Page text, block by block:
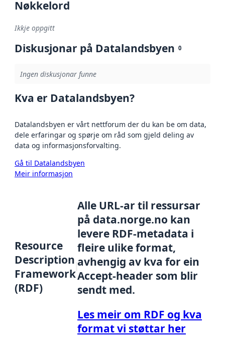
Nøkkelord
Ikkje oppgitt
Diskusjonar på Datalandsbyen 0
Ingen diskusjonar funne
Kva er Datalandsbyen?
Datalandsbyen er vårt nettforum der du kan be om data,
dele erfaringar og spørje om råd som gjeld deling av
data og informasjonsforvalting.
Gå til Datalandsbyen
Meir informasjon
Resource
Description
Framework
(RDF)
Alle URL-ar til ressursar
på data.norge.no kan
levere RDF-metadata i
fleire ulike format,
avhengig av kva for ein
Accept-header som blir
sendt med.
Les meir om RDF og kva
format vi støttar her